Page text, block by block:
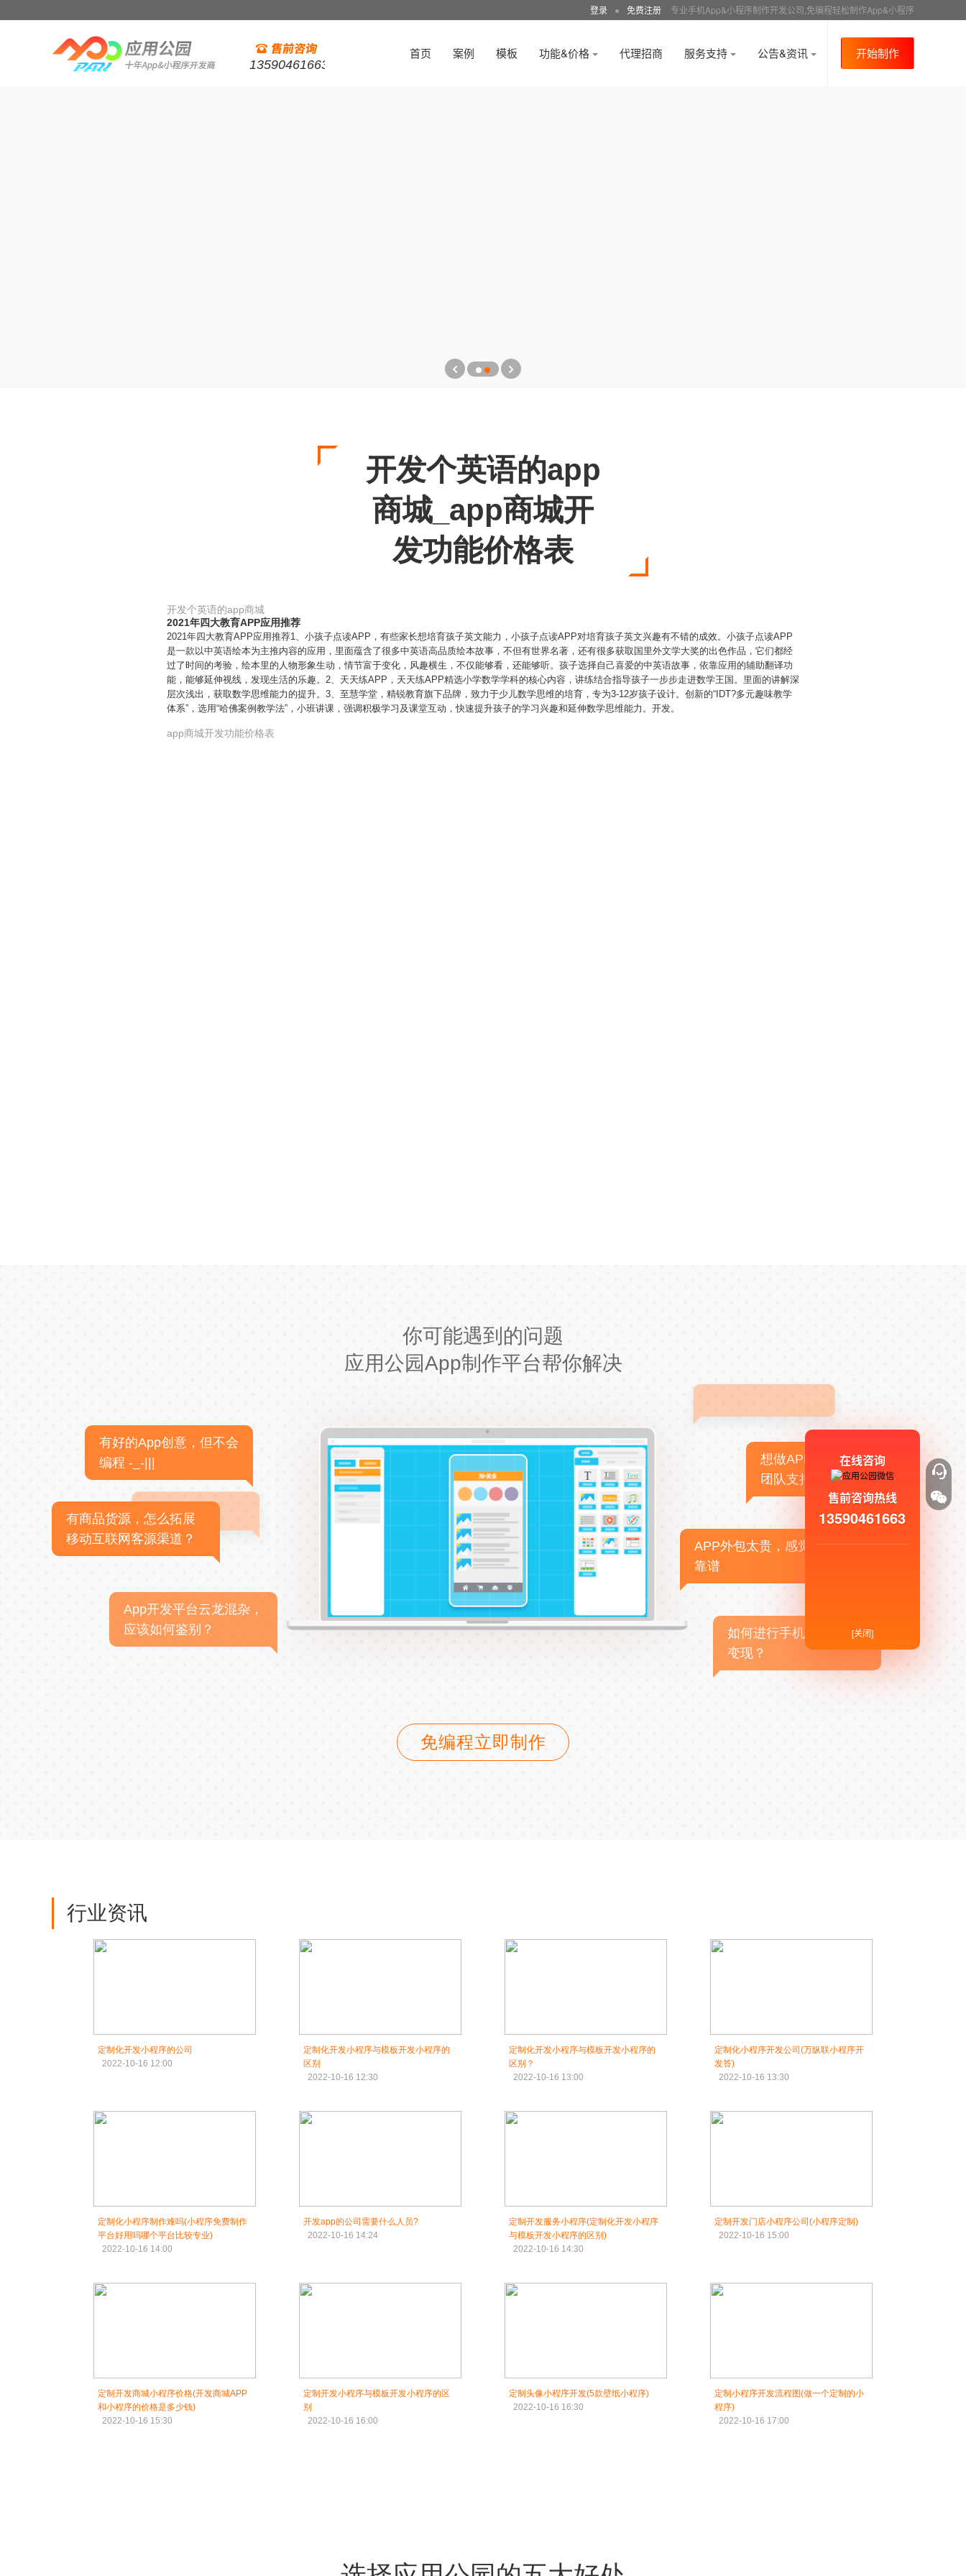
登录 ● 免费注册 专业手机App&小程序制作开发公司,免编程轻松制作App&小程序
13590461663
首页 案例 模板 功能&价格 代理招商 服务支持 公告&资讯 开始制作
开发个英语的app
商城_app商城开
发功能价格表
开发个英语的app商城
2021年四大教育APP应用推荐
2021年四大教育APP应用推荐1、小孩子点读APP，有些家长想培育孩子英文能力，小孩子点读APP对培育孩子英文兴趣有不错的成效。小孩子点读APP
是一款以中英语绘本为主推内容的应用，里面蕴含了很多中英语高品质绘本故事，不但有世界名著，还有很多获取国里外文学大奖的出色作品，它们都经
过了时间的考验，绘本里的人物形象生动，情节富于变化，风趣横生，不仅能够看，还能够听。孩子选择自己喜爱的中英语故事，依靠应用的辅助翻译功
能，能够延伸视线，发现生活的乐趣。2、天天练APP，天天练APP精选小学数学学科的核心内容，讲练结合指导孩子一步步走进数学王国。里面的讲解深
层次浅出，获取数学思维能力的提升。3、至慧学堂，精锐教育旗下品牌，致力于少儿数学思维的培育，专为3-12岁孩子设计。创新的“IDT?多元趣味教学
体系”，选用“哈佛案例教学法”，小班讲课，强调积极学习及课堂互动，快速提升孩子的学习兴趣和延伸数学思维能力。开发。
app商城开发功能价格表
你可能遇到的问题
应用公园App制作平台帮你解决
有好的App创意，但不会
编程 -_-|||
有商品货源，怎么拓展
移动互联网客源渠道？
App开发平台云龙混杂，
应该如何鉴别？
想做APP，但没有技术
团队支持
APP外包太贵，感觉不
靠谱
如何进行手机APP商业
变现？
免编程立即制作
行业资讯
定制化开发小程序的公司
2022-10-16 12:00
定制化开发小程序与模板开发小程序的
区别
2022-10-16 12:30
定制化开发小程序与模板开发小程序的
区别？
2022-10-16 13:00
定制化小程序开发公司(万纵联小程序开
发答)
2022-10-16 13:30
定制化小程序制作难吗(小程序免费制作
平台好用吗哪个平台比较专业)
2022-10-16 14:00
开发app的公司需要什么人员?
2022-10-16 14:24
定制开发服务小程序(定制化开发小程序
与模板开发小程序的区别)
2022-10-16 14:30
定制开发门店小程序公司(小程序定制)
2022-10-16 15:00
定制开发商城小程序价格(开发商城APP
和小程序的价格是多少钱)
2022-10-16 15:30
定制开发小程序与模板开发小程序的区
别
2022-10-16 16:00
定制头像小程序开发(5款壁纸小程序)
2022-10-16 16:30
定制小程序开发流程图(做一个定制的小
程序)
2022-10-16 17:00
在线咨询
售前咨询热线
13590461663
[关闭]